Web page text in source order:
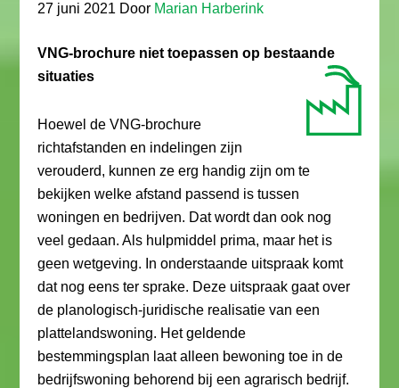
27 juni 2021 Door Marian Harberink
VNG-brochure niet toepassen op bestaande
situaties
Hoewel de VNG-brochure
richtafstanden en indelingen zijn
verouderd, kunnen ze erg handig zijn om te
bekijken welke afstand passend is tussen
woningen en bedrijven. Dat wordt dan ook nog
veel gedaan. Als hulpmiddel prima, maar het is
geen wetgeving. In onderstaande uitspraak komt
dat nog eens ter sprake. Deze uitspraak gaat over
de planologisch-juridische realisatie van een
plattelandswoning. Het geldende
bestemmingsplan laat alleen bewoning toe in de
bedrijfswoning behorend bij een agrarisch bedrijf.